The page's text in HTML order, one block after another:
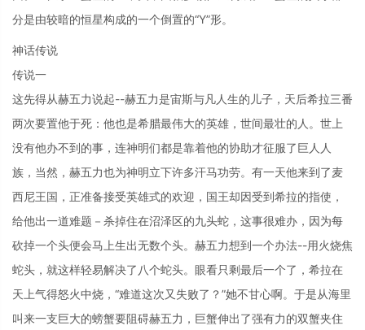
分是由较暗的恒星构成的一个倒置的“Y”形。
神话传说
传说一
这先得从赫五力说起--赫五力是宙斯与凡人生的儿子，天后希拉三番
两次要置他于死：他也是希腊最伟大的英雄，世间最壮的人。世上
没有他办不到的事，连神明们都是靠着他的协助才征服了巨人人
族，当然，赫五力也为神明立下许多汗马功劳。有一天他来到了麦
西尼王国，正准备接受英雄式的欢迎，国王却因受到希拉的指使，
给他出一道难题－杀掉住在沼泽区的九头蛇，这事很难办，因为每
砍掉一个头便会马上生出无数个头。赫五力想到一个办法--用火烧焦
蛇头，就这样轻易解决了八个蛇头。眼看只剩最后一个了，希拉在
天上气得怒火中烧，“难道这次又失败了？”她不甘心啊。于是从海里
叫来一支巨大的螃蟹要阻碍赫五力，巨蟹伸出了强有力的双蟹夹住